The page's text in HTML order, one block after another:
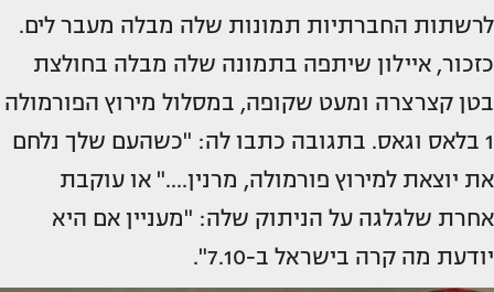
לרשתות החברתיות תמונות שלה מבלה מעבר לים.
כזכור, איילון שיתפה בתמונה שלה מבלה בחולצת
בטן קצרצרה ומעט שקופה, במסלול מירוץ הפורמולה
1 בלאס וגאס. בתגובה כתבו לה: "כשהעם שלך נלחם
את יוצאת למירוץ פורמולה, מרנין...." או עוקבת
אחרת שלגלגה על הניתוק שלה: "מעניין אם היא
יודעת מה קרה בישראל ב-7.10".